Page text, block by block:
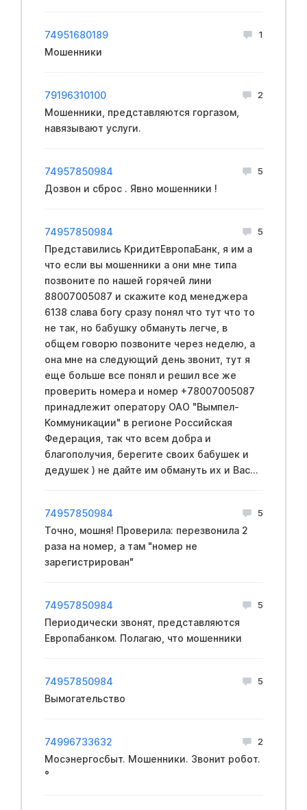
74951680189 1
Мошенники
79196310100 2
Мошенники, представляются горгазом,
навязывают услуги.
74957850984 5
Дозвон и сброс . Явно мошенники !
74957850984 5
Представились КридитЕвропаБанк, я им а
что если вы мошенники а они мне типа
позвоните по нашей горячей лини
88007005087 и скажите код менеджера
6138 слава богу сразу понял что тут что то
не так, но бабушку обмануть легче, в
общем говорю позвоните через неделю, а
она мне на следующий день звонит, тут я
еще больше все понял и решил все же
проверить номера и номер +78007005087
принадлежит оператору ОАО "Вымпел-
Коммуникации" в регионе Российская
Федерация, так что всем добра и
благополучия, берегите своих бабушек и
дедушек ) не дайте им обмануть их и Вас...
74957850984 5
Точно, мошня! Проверила: перезвонила 2
раза на номер, а там "номер не
зарегистрирован"
74957850984 5
Периодически звонят, представляются
Европабанком. Полагаю, что мошенники
74957850984 5
Вымогательство
74996733632 2
Мосэнергосбыт. Мошенники. Звонит робот.
°